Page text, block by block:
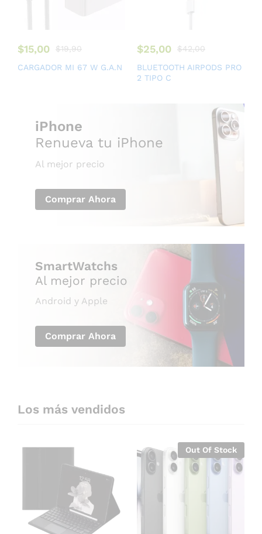
$15,00 $19,90
CARGADOR MI 67 W G.A.N
$25,00 $42,00
BLUETOOTH AIRPODS PRO
2 TIPO C
iPhone
Renueva tu iPhone
Al mejor precio
Comprar Ahora
SmartWatchs
Al mejor precio
Android y Apple
Comprar Ahora
Los más vendidos
Out Of Stock